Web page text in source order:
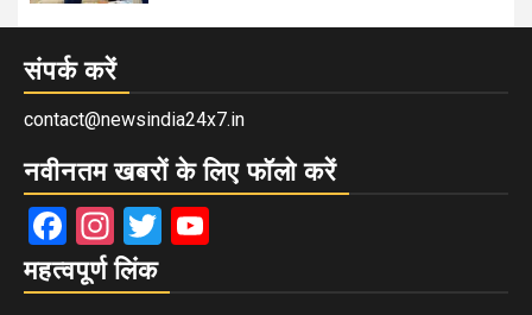
संपर्क करें
contact@newsindia24x7.in
नवीनतम खबरों के लिए फॉलो करें
Facebook
Instagram
Twitter
महत्वपूर्ण लिंक